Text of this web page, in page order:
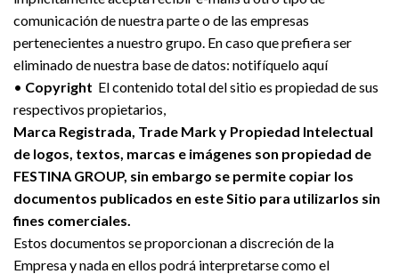
comunicación de nuestra parte o de las empresas
pertenecientes a nuestro grupo. En caso que prefiera ser
eliminado de nuestra base de datos: notifíquelo aquí
• Copyright El contenido total del sitio es propiedad de sus
respectivos propietarios,
Marca Registrada, Trade Mark y Propiedad Intelectual
de logos, textos, marcas e imágenes son propiedad de
FESTINA GROUP, sin embargo se permite copiar los
documentos publicados en este Sitio para utilizarlos sin
fines comerciales.
Estos documentos se proporcionan a discreción de la
Empresa y nada en ellos podrá interpretarse como el